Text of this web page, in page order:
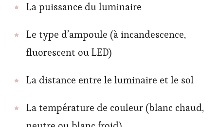
La puissance du luminaire
Le type d’ampoule (à incandescence,
fluorescent ou LED)
La distance entre le luminaire et le sol
La température de couleur (blanc chaud,